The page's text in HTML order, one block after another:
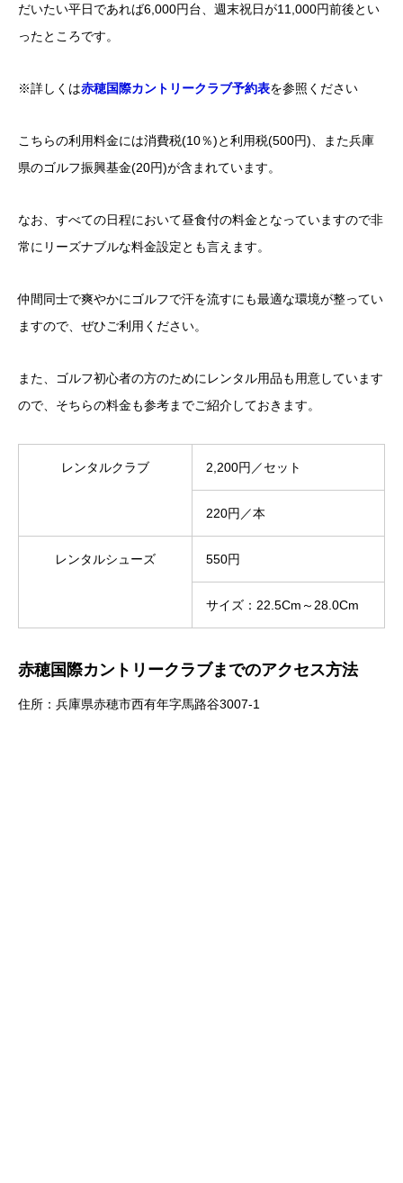
だいたい平日であれば6,000円台、週末祝日が11,000円前後とい
ったところです。
※詳しくは赤穂国際カントリークラブ予約表を参照ください
こちらの利用料金には消費税(10％)と利用税(500円)、また兵庫
県のゴルフ振興基金(20円)が含まれています。
なお、すべての日程において昼食付の料金となっていますので非
常にリーズナブルな料金設定とも言えます。
仲間同士で爽やかにゴルフで汗を流すにも最適な環境が整ってい
ますので、ぜひご利用ください。
また、ゴルフ初心者の方のためにレンタル用品も用意しています
ので、そちらの料金も参考までご紹介しておきます。
レンタルクラブ 2,200円／セット
220円／本
レンタルシューズ 550円
サイズ：22.5Cm～28.0Cm
赤穂国際カントリークラブまでのアクセス方法
住所：兵庫県赤穂市西有年字馬路谷3007-1